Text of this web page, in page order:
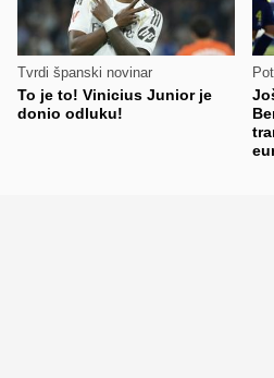
Tvrdi španski novinar
To je to! Vinicius Junior je
donio odluku!